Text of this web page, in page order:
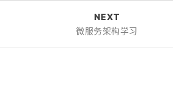
NEXT
微服务架构学习